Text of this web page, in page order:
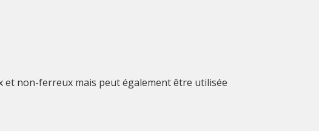
et non-ferreux mais peut également être utilisée